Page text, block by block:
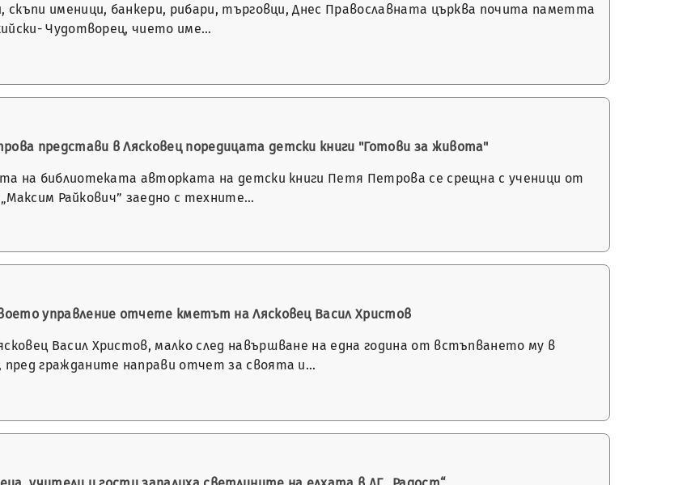
скъпи именици, банкери, рибари, търговци, Днес Православната църква почита паметта
Чудотворец, чието име…
представи в Лясковец поредицата детски книги "Готови за живота"
на библиотеката авторката на детски книги Петя Петрова се срещна с ученици от
„Максим Райкович” заедно с техните…
управление отчете кметът на Лясковец Васил Христов
Васил Христов, малко след навършване на една година от встъпването му в
гражданите направи отчет за своята и…